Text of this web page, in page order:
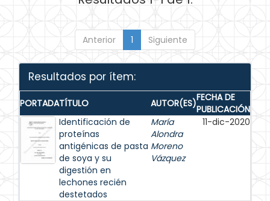
Anterior 1 Siguiente
Resultados por ítem:
PORTADATÍTULO AUTOR(ES)FECHA DE
PUBLICACIÓN
Identificación de
proteínas
antigénicas de pasta
de soya y su
digestión en
lechones recién
destetados
María
Alondra
Moreno
Vázquez
11-dic-2020